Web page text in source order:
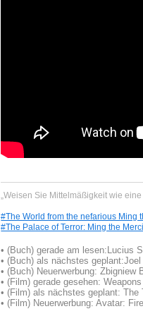
„Weisen Sie Mittelmäßigkeit wie
#The World from the nefarious Ming
#The Palace of Terror: Ming the
• (Buch) gerade am lesen: Lucius
• (Buch) als nächstes geplant:Joel
• (Buch) Neuerwerbung:
• (Film) gerade gesehen:
• (Film) als nächstes geplant: The
• (Film) Neuerwerbung: Avatar: